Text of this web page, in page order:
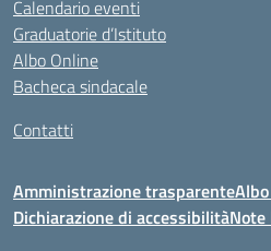
Calendario eventi
Graduatorie d’Istituto
Albo Online
Bacheca sindacale
Contatti
Amministrazione trasparente
Dichiarazione di accessibilitàNote